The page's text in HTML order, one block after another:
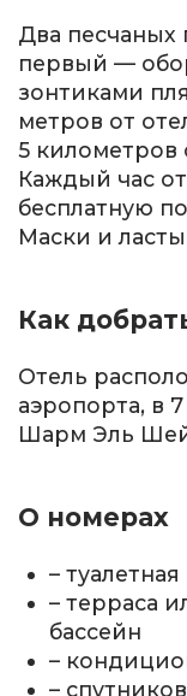
Два песчаных
первый —
зонтиками
метров от
5 километров
Каждый час
бесплатную
Маски и
Как
Отель
аэропорта, в
Шарм Эль
О номерах
–
– терраса
бассейн
–
–